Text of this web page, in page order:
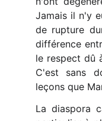
Jamais il n'y
de rupture
différence
le respect dû
C'est sans
leçons que
La diaspora